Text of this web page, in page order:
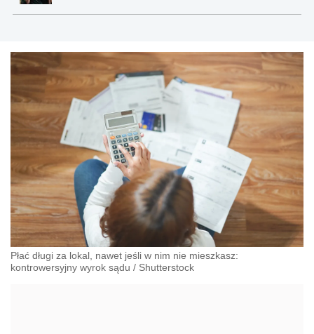
administracyjnoprawnych aspektach związanych z
pracą i pomocą socjalną.
Płać długi za lokal, nawet jeśli w nim nie mieszkasz:
kontrowersyjny wyrok sądu / Shutterstock